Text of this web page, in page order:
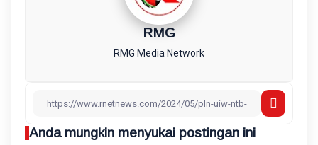
RMG
RMG Media Network
Anda mungkin menyukai postingan ini